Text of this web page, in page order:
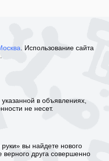
. Использование сайта
в объявлениях,
не несет.
вы найдете нового
верного друга совершенно